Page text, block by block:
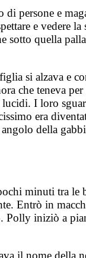
persone e
e vedere
sotto quella
si alzava e
che teneva
I loro
era
della
minuti tra le
Entrò in
Polly iniziò a
il nome della